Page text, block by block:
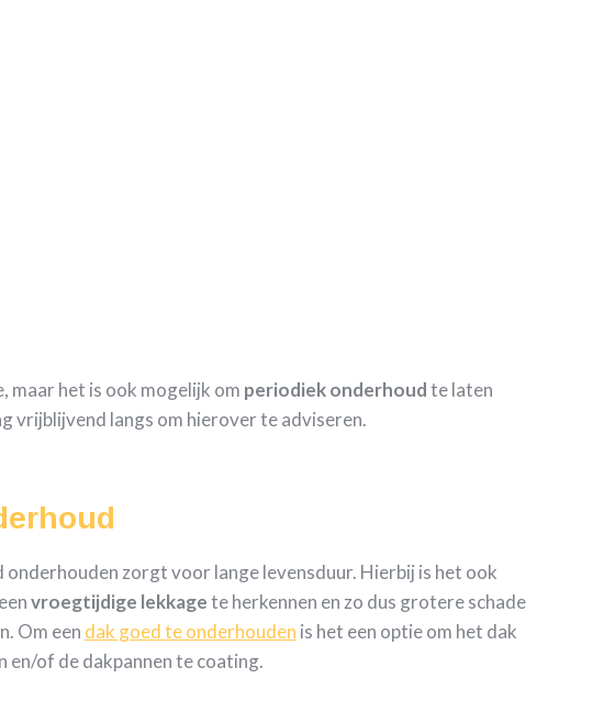
maar het is ook mogelijk om periodiekonderhoudte laten
vrijblijvend langs om hierover te adviseren.
onderhouden zorgt voor lange levensduur. Hierbij is het ook
vroegtijdige lekkagete herkennen en zo dus grotere schade
Om een dak goed te onderhouden is het een optie om het dak
en/of de dakpannen te coating.